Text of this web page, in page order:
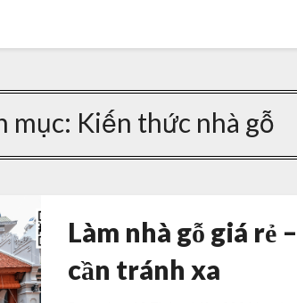
mục: Kiến thức nhà gỗ
Làm nhà gỗ giá rẻ
cần tránh xa